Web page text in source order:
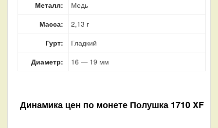
Металл:
Медь
Масса:
2,13 г
Гурт:
Гладкий
Диаметр:
16 — 19 мм
Динамика цен по монете Полушка 1710 XF